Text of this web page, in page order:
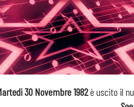
30 Novembre 1982è uscito il